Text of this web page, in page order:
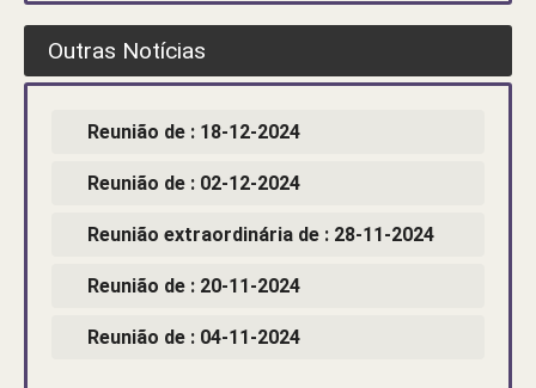
Outras Notícias
Reunião de : 18-12-2024
Reunião de : 02-12-2024
Reunião extraordinária de : 28-11-2024
Reunião de : 20-11-2024
Reunião de : 04-11-2024